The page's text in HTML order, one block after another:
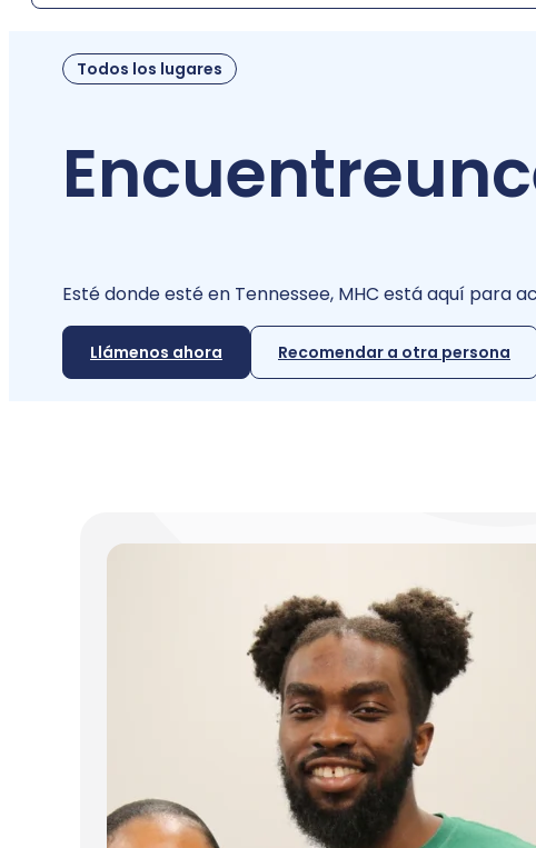
Encuentreun
Todos los lugares
Esté donde esté en Tennessee, MHC está aquí para
Llámenos ahora Recomendar a otra persona